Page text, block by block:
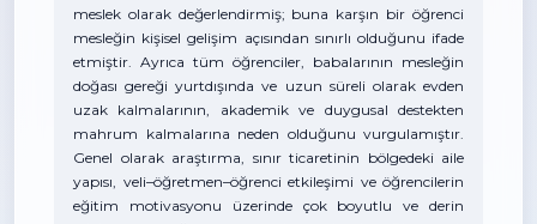
meslek olarak değerlendirmiş; buna karşın bir öğrenci
mesleğin kişisel gelişim açısından sınırlı olduğunu ifade
etmiştir. Ayrıca tüm öğrenciler, babalarının mesleğin
doğası gereği yurtdışında ve uzun süreli olarak evden
uzak kalmalarının, akademik ve duygusal destekten
mahrum kalmalarına neden olduğunu vurgulamıştır.
Genel olarak araştırma, sınır ticaretinin bölgedeki aile
yapısı, veli–öğretmen–öğrenci etkileşimi ve öğrencilerin
eğitim motivasyonu üzerinde çok boyutlu ve derin